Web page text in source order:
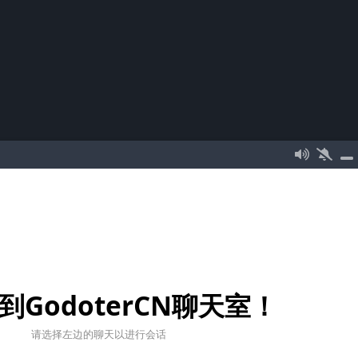
GodoterCN聊天室！
请选择左边的聊天以进行会话